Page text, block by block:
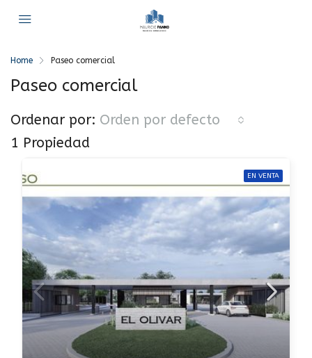
Home Paseo comercial
Paseo comercial
1 Propiedad
Ordenar por: Orden por defecto
EN VENTA